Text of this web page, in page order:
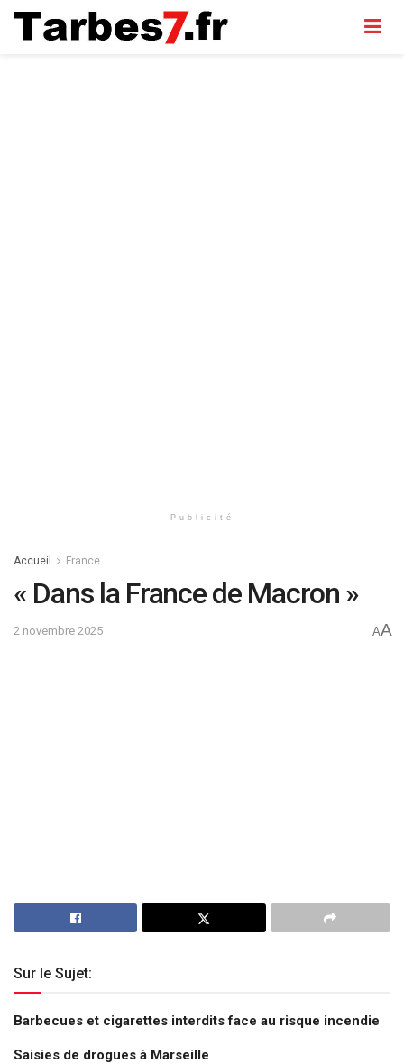
Publicité
Accueil France
« Dans la France de Macron »
2 novembre 2025 AA
Sur le Sujet:
Barbecues et cigarettes interdits face au risque incendie
Saisies de drogues à Marseille